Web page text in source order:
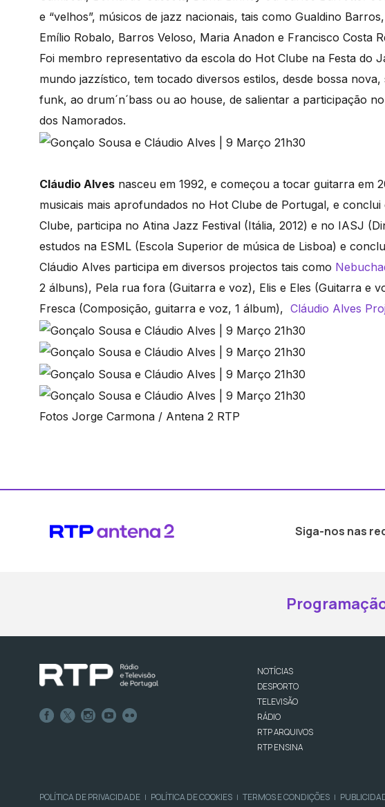
e “velhos”, músicos de jazz nacionais, tais como Gualdino
Emílio Robalo, Barros Veloso, Maria Anadon e Francisco Costa
Foi membro representativo da escola do Hot Clube na Festa do
mundo jazzístico, tem tocado diversos estilos, desde bossa
funk, ao drum´n´bass ou ao house, de salientar a participação
dos Namorados.
Cláudio Alves nasceu em 1992, e começou a tocar guitarra em
musicais mais aprofundados no Hot Clube de Portugal, e
Clube, participa no Atina Jazz Festival (Itália, 2012) e no IASJ
estudos na ESML (Escola Superior de música de Lisboa) e
Cláudio Alves participa em diversos projectos tais como
2 álbuns), Pela rua fora (Guitarra e voz), Elis e Eles (Guitarra e
Fresca (Composição, guitarra e voz, 1 álbum), Cláudio Alves
Fotos Jorge Carmona / Antena 2 RTP
Siga-nos nas
NOTÍCIAS
DESPORTO
TELEVISÃO
RÁDIO
RTP ARQUIVOS
RTP ENSINA
POLÍTICA DE PRIVACIDADE | POLÍTICA DE COOKIES | TERMOS E CONDIÇÕES |